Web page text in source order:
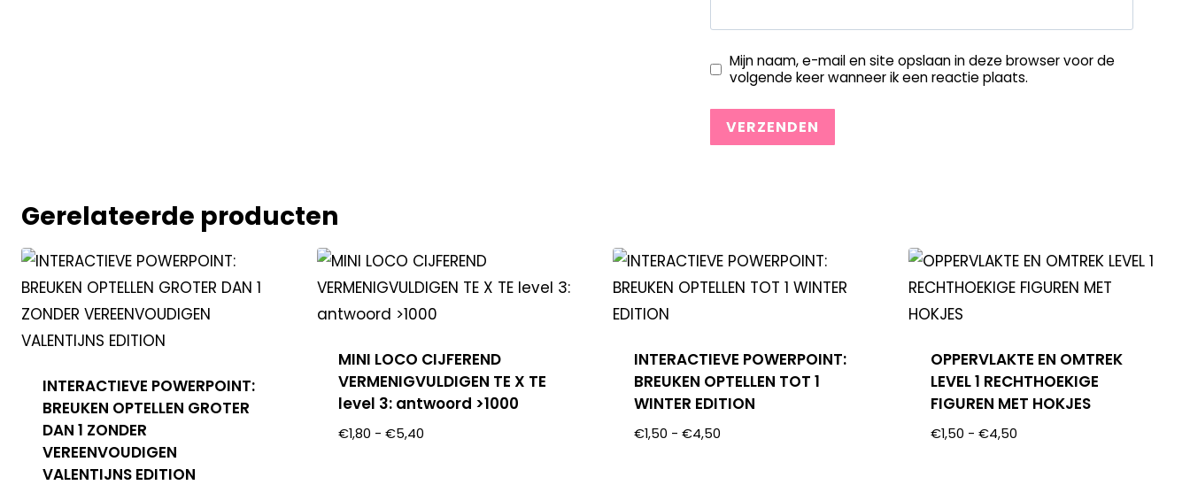
Mijn naam, e-mail en site opslaan in deze browser voor de
volgende keer wanneer ik een reactie plaats.
Gerelateerde producten
INTERACTIEVE POWERPOINT:
BREUKEN OPTELLEN GROTER
DAN 1 ZONDER
VEREENVOUDIGEN
VALENTIJNS EDITION
MINI LOCO CIJFEREND
VERMENIGVULDIGEN TE X TE
level 3: antwoord >1000
€1,80 - €5,40
INTERACTIEVE POWERPOINT:
BREUKEN OPTELLEN TOT 1
WINTER EDITION
€1,50 - €4,50
OPPERVLAKTE EN OMTREK
LEVEL 1 RECHTHOEKIGE
FIGUREN MET HOKJES
€1,50 - €4,50